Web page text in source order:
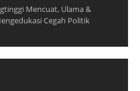
Mencuat, Ulama &
Cegah Politik